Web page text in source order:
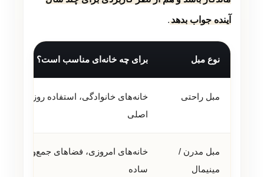
آینده جواب بدهد.
نوع مبل برای چه خانه‌ای مناسب است؟
مبل راحتی
خانه‌های خانوادگی، استفاده روزمره،
اصلی
مبل مدرن /
مینیمال
خانه‌های امروزی، فضاهای جمع‌وجور و
ساده